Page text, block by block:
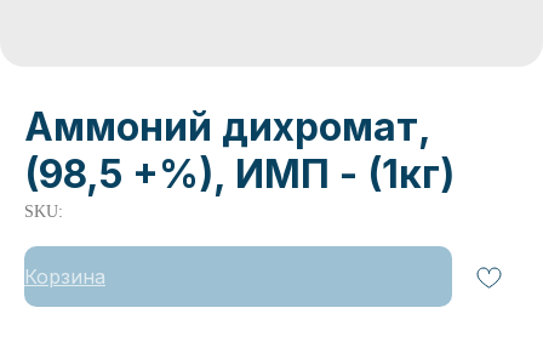
Аммоний дихромат,
(98,5 +%), ИМП - (1кг)
SKU:
Корзина